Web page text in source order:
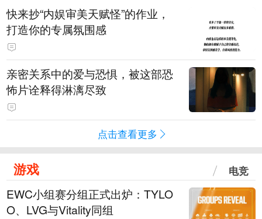
快来抄“内娱审美天赋怪”的作业，
打造你的专属氛围感
亲密关系中的爱与恐惧，被这部恐
怖片诠释得淋漓尽致
点击查看更多
游戏 电竞
EWC小组赛分组正式出炉：TYLO
O、LVG与Vitality同组